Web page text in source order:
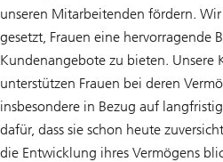
unseren Mitarbeitenden fördern.
gesetzt, Frauen eine hervorragende
Kundenangebote zu bieten. Unsere
unterstützen Frauen bei deren
insbesondere in Bezug auf
dafür, dass sie schon heute
die Entwicklung ihres Vermögens